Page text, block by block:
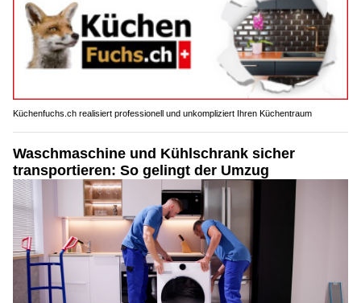
Küchenfuchs.ch realisiert professionell und unkompliziert Ihren Küchentraum
Waschmaschine und Kühlschrank sicher
transportieren: So gelingt der Umzug